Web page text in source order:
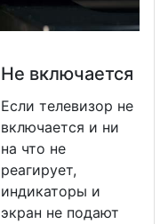
Не включается
Если телевизор не
включается и ни
на что не
реагирует,
индикаторы и
экран не подают